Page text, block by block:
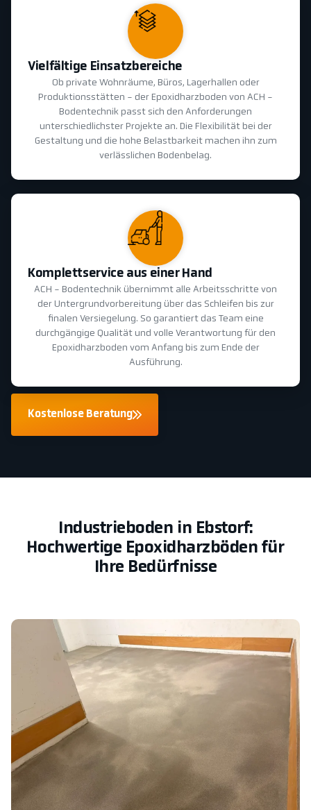
Vielfältige Einsatzbereiche
Ob private Wohnräume, Büros, Lagerhallen oder
Produktionsstätten - der Epoxidharzboden von ACH -
Bodentechnik passt sich den Anforderungen
unterschiedlichster Projekte an. Die Flexibilität bei der
Gestaltung und die hohe Belastbarkeit machen ihn zum
verlässlichen Bodenbelag.
Komplettservice aus einer Hand
ACH - Bodentechnik übernimmt alle Arbeitsschritte von
der Untergrundvorbereitung über das Schleifen bis zur
finalen Versiegelung. So garantiert das Team eine
durchgängige Qualität und volle Verantwortung für den
Epoxidharzboden vom Anfang bis zum Ende der
Ausführung.
Kostenlose Beratung
Industrieboden in Ebstorf:
Hochwertige Epoxidharzböden für
Ihre Bedürfnisse